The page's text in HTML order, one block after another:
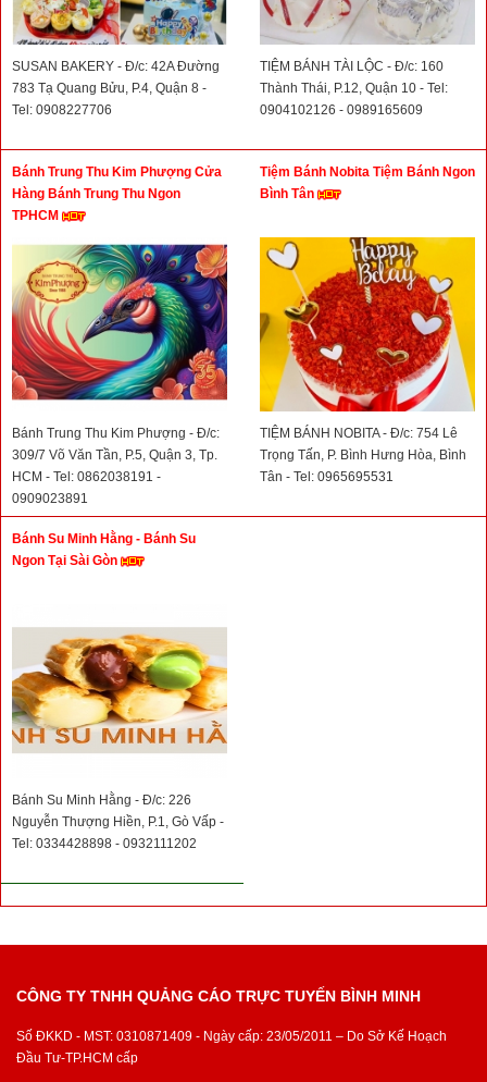
SUSAN BAKERY - Đ/c: 42A Đường
783 Tạ Quang Bửu, P.4, Quận 8 -
Tel: 0908227706
TIỆM BÁNH TÀI LỘC - Đ/c: 160
Thành Thái, P.12, Quận 10 - Tel:
0904102126 - 0989165609
Bánh Trung Thu Kim Phượng Cửa
Hàng Bánh Trung Thu Ngon
TPHCM
Bánh Trung Thu Kim Phượng - Đ/c:
309/7 Võ Văn Tần, P.5, Quận 3, Tp.
HCM - Tel: 0862038191 -
0909023891
Tiệm Bánh Nobita Tiệm Bánh Ngon
Bình Tân
TIỆM BÁNH NOBITA - Đ/c: 754 Lê
Trọng Tấn, P. Bình Hưng Hòa, Bình
Tân - Tel: 0965695531
Bánh Su Minh Hằng - Bánh Su
Ngon Tại Sài Gòn
Bánh Su Minh Hằng - Đ/c: 226
Nguyễn Thượng Hiền, P.1, Gò Vấp -
Tel: 0334428898 - 0932111202
CÔNG TY TNHH QUẢNG CÁO TRỰC TUYẾN BÌNH MINH
Số ĐKKD - MST: 0310871409 - Ngày cấp: 23/05/2011 – Do Sở Kế Hoạch
Đầu Tư-TP.HCM cấp